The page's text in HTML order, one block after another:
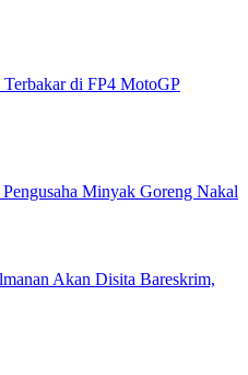
di FP4 MotoGP
Minyak Goreng Nakal
Akan Disita Bareskrim,